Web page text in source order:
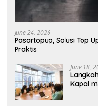
June 24, 2026
Pasartopup, Solusi Top
Praktis
June 18,
Kapal